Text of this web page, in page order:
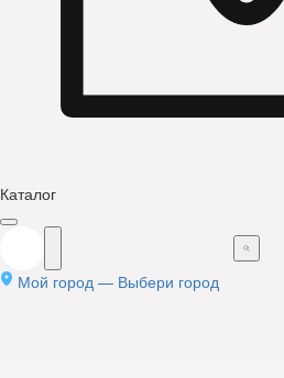
Каталог
Мой город — Выбери город